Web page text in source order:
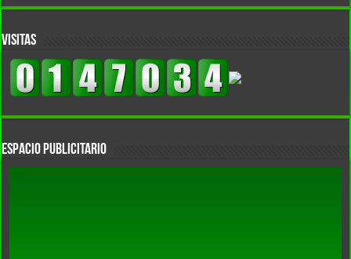
VISITAS
Espacio Publicitario